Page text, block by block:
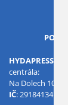
PO-PÁ
HYDAPRESS CZ
centrála:
Na Dolech 109
IČ: 29184134